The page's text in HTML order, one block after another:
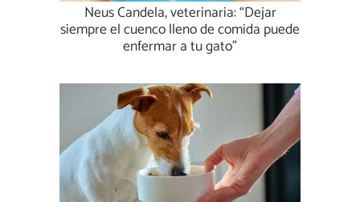
Neus Candela, veterinaria: “Dejar
siempre el cuenco lleno de comida puede
enfermar a tu gato”